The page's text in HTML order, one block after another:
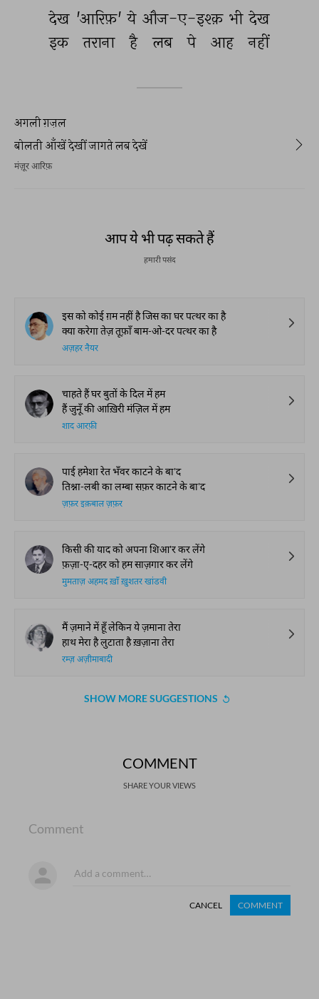
देख 'आरिफ़' ये औज-ए-इश्क़ भी देख
इक
तराना है लब पे आह नहीं
अगली ग़ज़ल
बोलती आँखें देखीं जागते लब देखें
मंज़ूर आरिफ़
आप ये भी पढ़ सकते हैं
हमारी पसंद
इस को कोई ग़म नहीं है जिस का घर पत्थर का है
क्या करेगा तेज़ तूफ़ाँ बाम-ओ-दर पत्थर का है
अज़हर नैयर
चाहते हैं घर बुतों के दिल में हम
हैं जुनूँ की आख़िरी मंज़िल में हम
शाद आरफ़ी
पाई हमेशा रेत भँवर काटने के बा'द
तिश्ना-लबी का लम्बा सफ़र काटने के बा'द
ज़फ़र इक़बाल ज़फ़र
किसी की याद को अपना शिआ'र कर लेंगे
फ़ज़ा-ए-दहर को हम साज़गार कर लेंगे
मुमताज़ अहमद ख़ाँ ख़ुशतर खांडवी
मैं ज़माने में हूँ लेकिन ये ज़माना तेरा
हाथ मेरा है लुटाता है ख़ज़ाना तेरा
रम्ज़ अज़ीमाबादी
SHOW MORE SUGGESTIONS
COMMENT
SHARE YOUR VIEWS
Comment
CANCEL COMMENT